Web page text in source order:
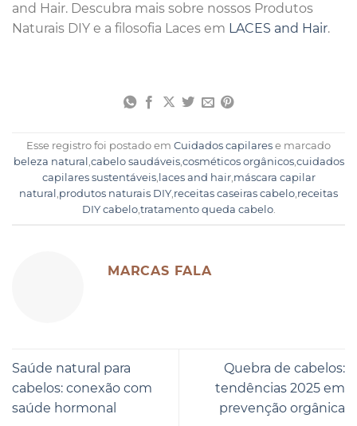
and Hair. Descubra mais sobre nossos Produtos
Naturais DIY e a filosofia Laces em LACES and Hair.
Esse registro foi postado em Cuidados capilares e marcado
beleza natural cabelo saudáveis, cosméticos orgânicos, cuidados
capilares sustentáveis, laces and hair, máscara capilar
natural produtos naturais DIY receitas caseiras cabelo receitas
DIY cabelo, tratamento queda cabelo.
MARCAS FALA
Saúde natural para
cabelos: conexão com
saúde hormonal
Quebra de cabelos:
tendências 2025 em
prevenção orgânica